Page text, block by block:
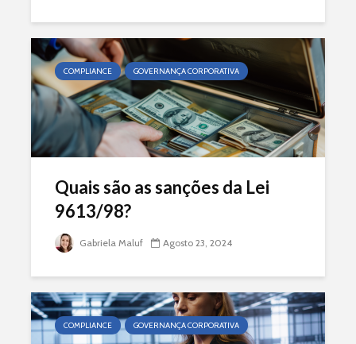
COMPLIANCE GOVERNANÇA CORPORATIVA
Quais são as sanções da Lei
9613/98?
Gabriela Maluf Agosto 23, 2024
COMPLIANCE GOVERNANÇA CORPORATIVA